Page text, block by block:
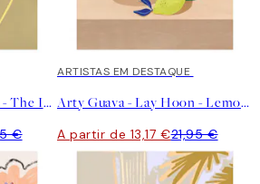
Arty Guava - Lay Hoon - The Introvert Poster
€
40%*
ARTISTAS EM DESTAQUE
Arty Guava - Lay Hoon - Lemon Papaya Poster
A partir de 13,17 €21,95 €